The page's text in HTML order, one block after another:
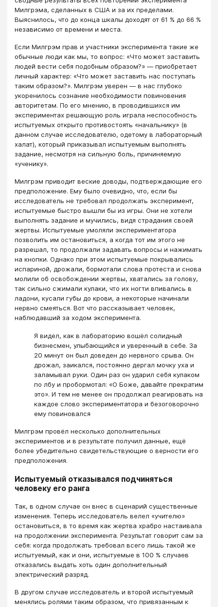
Милгрэма, сделанных в США и за их пределами.
Выяснилось, что до конца шкалы доходят от 61 % до 66 %
независимо от времени и места.
Если Милгрэм прав и участники эксперимента такие же
обычные люди как мы, то вопрос: «Что может заставить
людей вести себя подобным образом?» — приобретает
личный характер: «Что может заставить нас поступать
таким образом?». Милгрэм уверен — в нас глубоко
укоренилось сознание необходимости повиновения
авторитетам. По его мнению, в проводившихся им
экспериментах решающую роль играла неспособность
испытуемых открыто противостоять «начальнику» (в
данном случае исследователю, одетому в лабораторный
халат), который приказывал испытуемым выполнять
задание, несмотря на сильную боль, причиняемую
«ученику».
Милгрэм приводит веские доводы, подтверждающие его
предположение. Ему было очевидно, что, если бы
исследователь не требовал продолжать эксперимент,
испытуемые быстро вышли бы из игры. Они не хотели
выполнять задание и мучились, видя страдания своей
жертвы. Испытуемые умоляли экспериментатора
позволить им остановиться, а когда тот им этого не
разрешал, то продолжали задавать вопросы и нажимать
на кнопки. Однако при этом испытуемые покрывались
испариной, дрожали, бормотали слова протеста и снова
молили об освобождении жертвы, хватались за голову,
так сильно сжимали кулаки, что их ногти впивались в
ладони, кусали губы до крови, а некоторые начинали
нервно смеяться. Вот что рассказывает человек,
наблюдавший за ходом эксперимента.
Я видел, как в лабораторию вошёл солидный
бизнесмен, улыбающийся и уверенный в себе. За
20 минут он был доведен до нервного срыва. Он
дрожал, заикался, постоянно дергал мочку уха и
заламывал руки. Один раз он ударил себя кулаком
по лбу и пробормотал: «О Боже, давайте прекратим
это». И тем не менее он продолжал реагировать на
каждое слово экспериментатора и безоговорочно
ему повиновался
Милгрэм провёл несколько дополнительных
экспериментов и в результате получил данные, ещё
более убедительно свидетельствующие о верности его
предположения.
Испытуемый отказывался подчиняться
человеку его ранга
Так, в одном случае он внес в сценарий существенные
изменения. Теперь исследователь велел «учителю»
остановиться, в то время как жертва храбро настаивала
на продолжении эксперимента. Результат говорит сам за
себя: когда продолжать требовал всего лишь такой же
испытуемый, как и они, испытуемые в 100 % случаев
отказались выдать хоть один дополнительный
электрический разряд.
В другом случае исследователь и второй испытуемый
менялись ролями таким образом, что привязанным к